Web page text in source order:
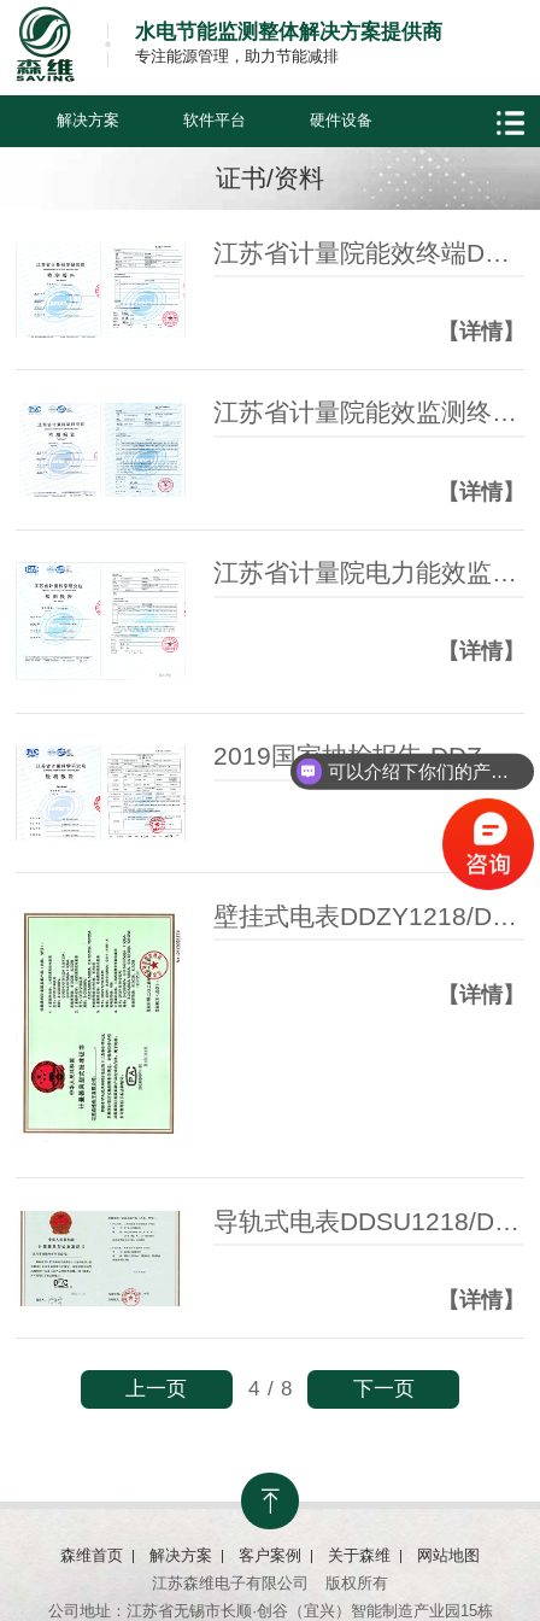
水电节能监测整体解决方案提供商
专注能源管理，助力节能减排
解决方案 软件平台 硬件设备
证书/资料
江苏省计量院能效终端DTM1218安全功能检测报告
【详情】
江苏省计量院能效监测终端DTM1218全性能检测报告
【详情】
江苏省计量院电力能效监测终端DTM1218计量认证报告
【详情】
2019国家抽检报告 DDZY1218单相费控电表
【详情】
【详情】
导轨式电表DDSU1218/DTSU1218 CPA证书
【详情】
4 / 8
上一页 下一页
森维首页 解决方案 客户案例 关于森维
网站地图
江苏森维电子有限公司
版权所有
公司地址：江苏省无锡市长顺·创谷（宜兴）智能制造产业园15栋
可以介绍下你们的产品么？